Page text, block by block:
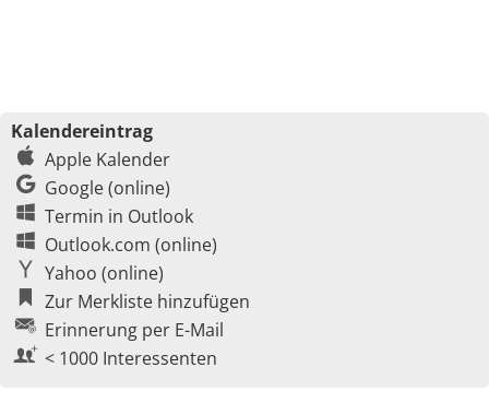
Kalendereintrag
Apple Kalender
Google (online)
Termin in Outlook
Outlook.com (online)
Yahoo (online)
Zur Merkliste hinzufügen
Erinnerung per E-Mail
< 1000 Interessenten